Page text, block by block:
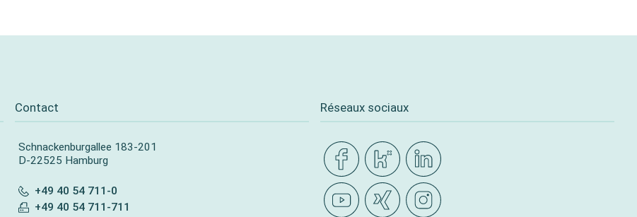
Contact
Schnackenburgallee 183-201
D-22525 Hamburg
+49 40 54 711-0
+49 40 54 711-711
Réseaux sociaux